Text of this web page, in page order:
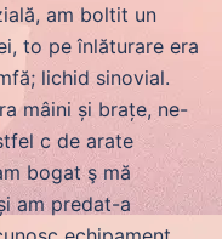
am boltit un
to pe înlăturare era
lichid sinovial.
mâini și brațe, ne-
c de arate
bogat ş mă
am predat-a